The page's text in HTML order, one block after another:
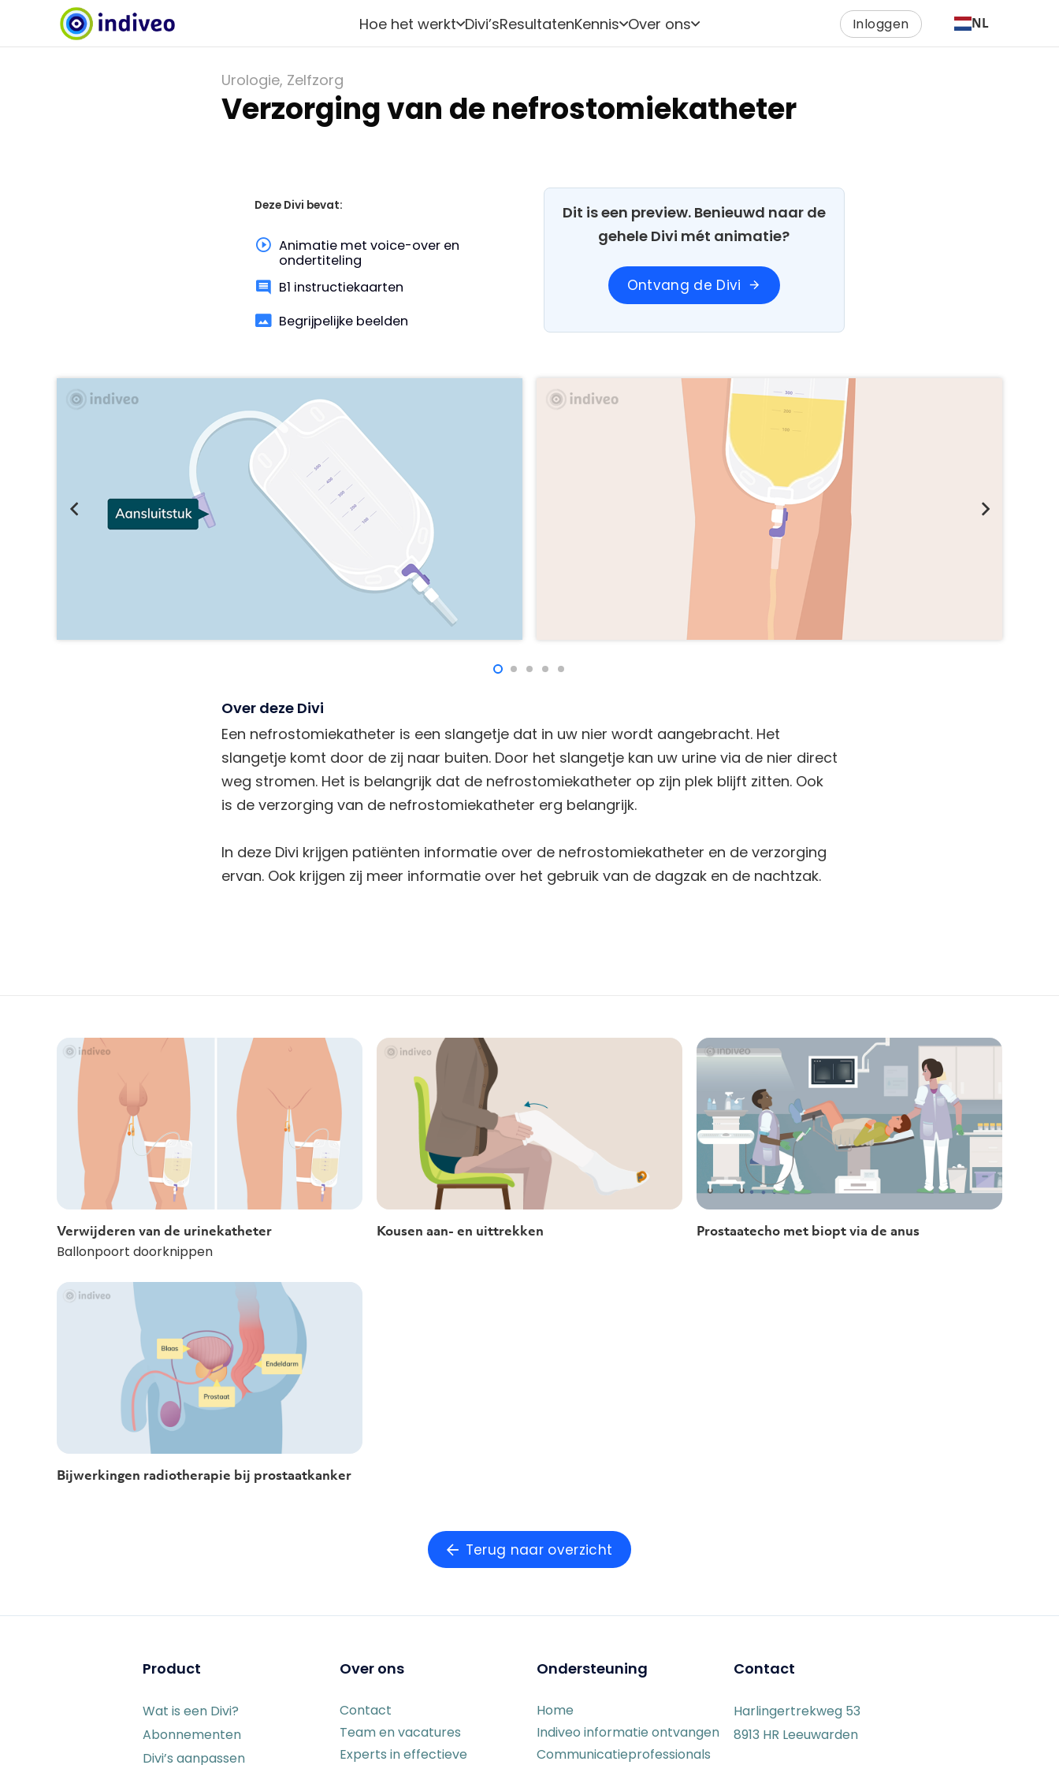
Hoe het werkt Divi’sResultatenKennis Over ons Inloggen NL
Urologie, Zelfzorg
Verzorging van de nefrostomiekatheter
Deze Divi bevat:
Animatie met voice-over en
ondertiteling
B1 instructiekaarten
Begrijpelijke beelden
Dit is een preview. Benieuwd naar de
gehele Divi mét animatie?
Ontvang de Divi arrow_forward
Over deze Divi
Een nefrostomiekatheter is een slangetje dat in uw nier wordt aangebracht. Het
slangetje komt door de zij naar buiten. Door het slangetje kan uw urine via de nier direct
weg stromen. Het is belangrijk dat de nefrostomiekatheter op zijn plek blijft zitten. Ook
is de verzorging van de nefrostomiekatheter erg belangrijk.
In deze Divi krijgen patiënten informatie over de nefrostomiekatheter en de verzorging
ervan. Ook krijgen zij meer informatie over het gebruik van de dagzak en de nachtzak.
Verwijderen van de urinekatheter
Ballonpoort doorknippen
Kousen aan- en uittrekken Prostaatecho met biopt via de anus
Bijwerkingen radiotherapie bij prostaatkanker
Terug naar overzicht
Product
Wat is een Divi?
Abonnementen
Divi’s aanpassen
Over ons
Contact
Team en vacatures
Experts in effectieve
Ondersteuning
Home
Indiveo informatie ontvangen
Communicatieprofessionals
Contact
Harlingertrekweg 53
8913 HR Leeuwarden